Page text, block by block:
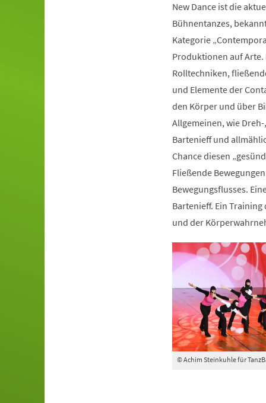
New Dance ist die
Bühnentanzes,
Kategorie
Produktionen auf Arte.
Rolltechniken,
und Elemente der
den Körper und über
Allgemeinen, wie
Bartenieff und
Chance diesen
Fließende
Bewegungsflusses.
Bartenieff. Ein
und der
© Achim Steinkuhle für